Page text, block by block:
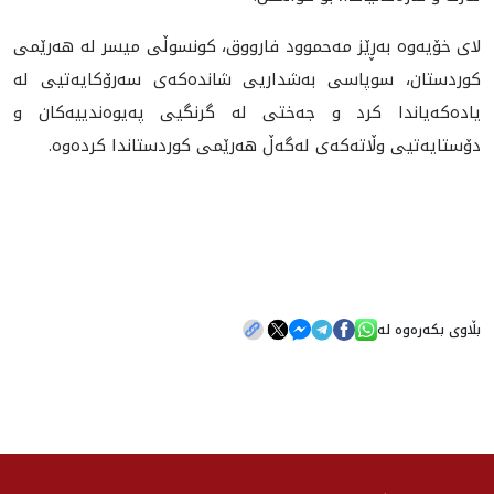
لای خۆیەوە بەڕێز مەحموود فارووق، کونسوڵی میسر لە هەرێمی
کوردستان، سوپاسی بەشداریی شاندەکەی سەرۆکایەتیی لە
یادەکەیاندا کرد و جەختی لە گرنگیی پەیوەندییەکان و
دۆستایەتیی وڵاتەکەی لەگەڵ هەرێمی کوردستاندا کردەوە.
بڵاوی بکەرەوە لە